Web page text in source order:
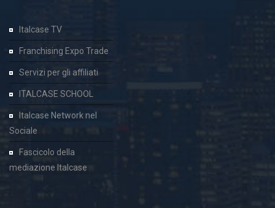
Italcase TV
Franchising Expo Trade
Servizi per gli affiliati
ITALCASE SCHOOL
Italcase Network nel
Sociale
Fascicolo della
mediazione Italcase